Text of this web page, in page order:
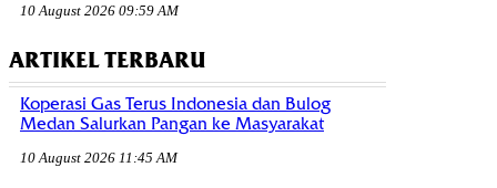
10 August 2026 09:59 AM
ARTIKEL TERBARU
Koperasi Gas Terus Indonesia dan Bulog
Medan Salurkan Pangan ke Masyarakat
10 August 2026 11:45 AM